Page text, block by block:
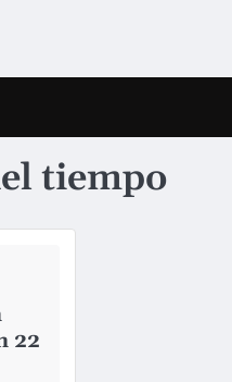
tiempo
22